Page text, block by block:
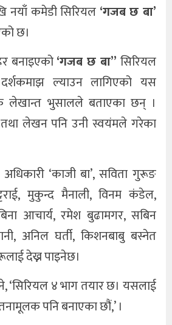
नयाँ कमेडी सिरियल ‘गजब छ बा’
छ।
बनाइएको‘गजब छ बा” सिरियल
ल्याउन लागिएको यस
लेखान्त भुसालले बताएका छन् ।
तथा लेखन पनि उनी स्वयंमले गरेका
अधिकारी ‘काजी बा’, सविता गुरूङ
मुकुन्द मैनाली, विनम कंडेल,
आचार्य, रमेश बुढामगर, सबिन
अनिल घर्ती, किशनबाबु बस्नेत
देख्न पाइनेछ।
‘सिरियल ४ भाग तयार छ। यसलाई
पनि बनाएका छौं,’ ।